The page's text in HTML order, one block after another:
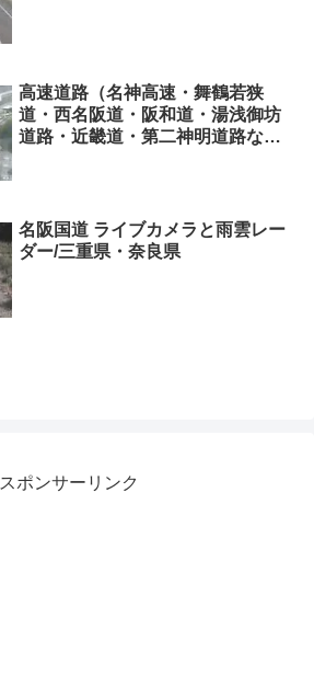
高速道路（名神高速・舞鶴若狭
道・西名阪道・阪和道・湯浅御坊
道路・近畿道・第二神明道路な
名阪国道 ライブカメラと雨雲レー
ダー/三重県・奈良県
スポンサーリンク